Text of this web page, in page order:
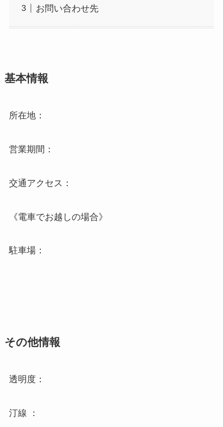
お問い合わせ先
基本情報
所在地：
営業期間：
交通アクセス：
《電車でお越しの場合》
駐車場：
その他情報
透明度：
汀線 ：